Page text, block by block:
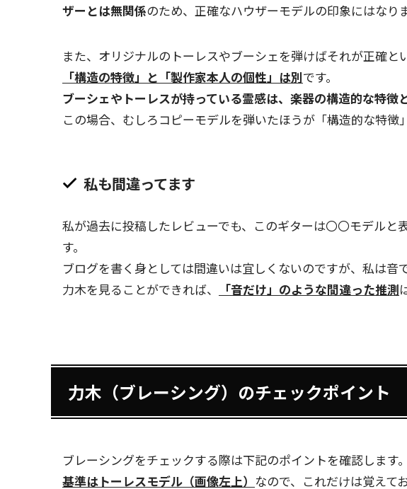
ザーとは無関係のため、正確なハウザーモデルの印象にはなり
また、オリジナルのトーレスやブーシェを弾けばそれが正確と
「構造の特徴」と「製作家本人の個性」は別です。
ブーシェやトーレスが持っている霊感は、楽器の構造的な特徴
この場合、むしろコピーモデルを弾いたほうが「構造的な特徴
私も間違ってます
私が過去に投稿したレビューでも、このギターは〇〇モデルと
す。
ブログを書く身としては間違いは宜しくないのですが、私は音
力木を見ることができれば、
「音だけ」のような間違った推測
力木（ブレーシング）のチェックポイント
ブレーシングをチェックする際は下記のポイントを確認します。
基準はトーレスモデル（画像左上） なので、これだけは覚えて